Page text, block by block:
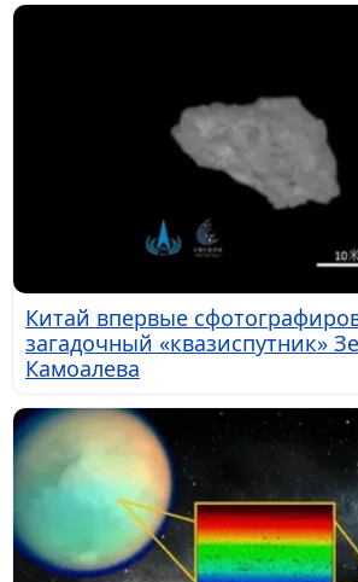
Китай впервые
загадочный «квазиспутник»
Камоалева